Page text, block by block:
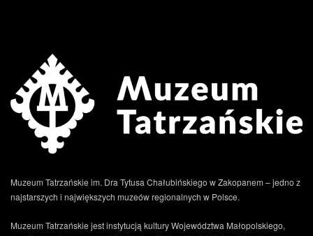
Muzeum Tatrzańskie im. Dra Tytusa Chałubińskiego w Zakopanem – jedno z
najstarszych i największych muzeów regionalnych w Polsce.
Muzeum Tatrzańskie jest instytucją kultury Województwa Małopolskiego,